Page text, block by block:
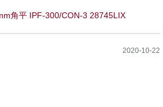
角平 IPF-300/CON-3 28745LIX
2020-10-22